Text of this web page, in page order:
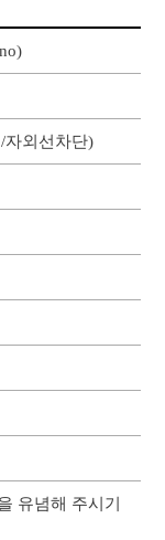
자외선차단)
유념해 주시기